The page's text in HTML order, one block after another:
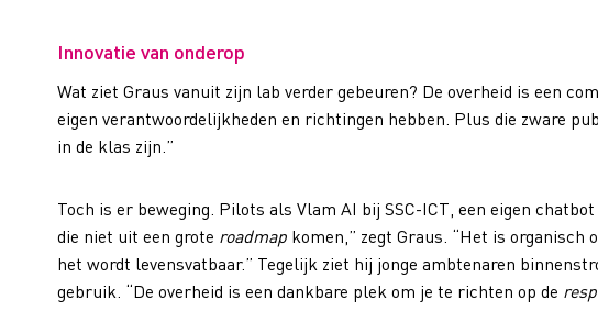
Innovatie van onderop
Wat ziet Graus vanuit zijn lab verder gebeuren? De overheid is een
eigen verantwoordelijkheden en richtingen hebben. Plus die zware
in de klas zijn.”
Toch is er beweging. Pilots als Vlam AI bij SSC-ICT, een eigen
die niet uit een grote roadmap komen,” zegt Graus. “Het is organisch
het wordt levensvatbaar.” Tegelijk ziet hij jonge ambtenaren
gebruik. “De overheid is een dankbare plek om je te richten op de